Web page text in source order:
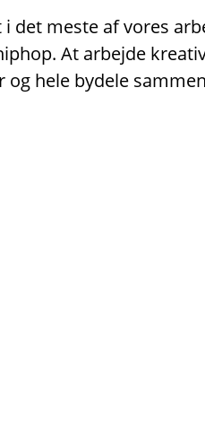
meste af vores
At arbejde
hele bydele